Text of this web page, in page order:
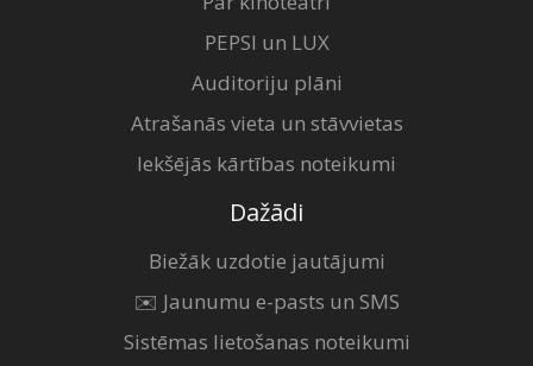
PEPSI un LUX
Auditoriju plāni
Atrašanās vieta un stāvvietas
Iekšējās kārtības noteikumi
Dažādi
Biežāk uzdotie jautājumi
✉️ Jaunumu e-pasts un SMS
Sistēmas lietošanas noteikumi